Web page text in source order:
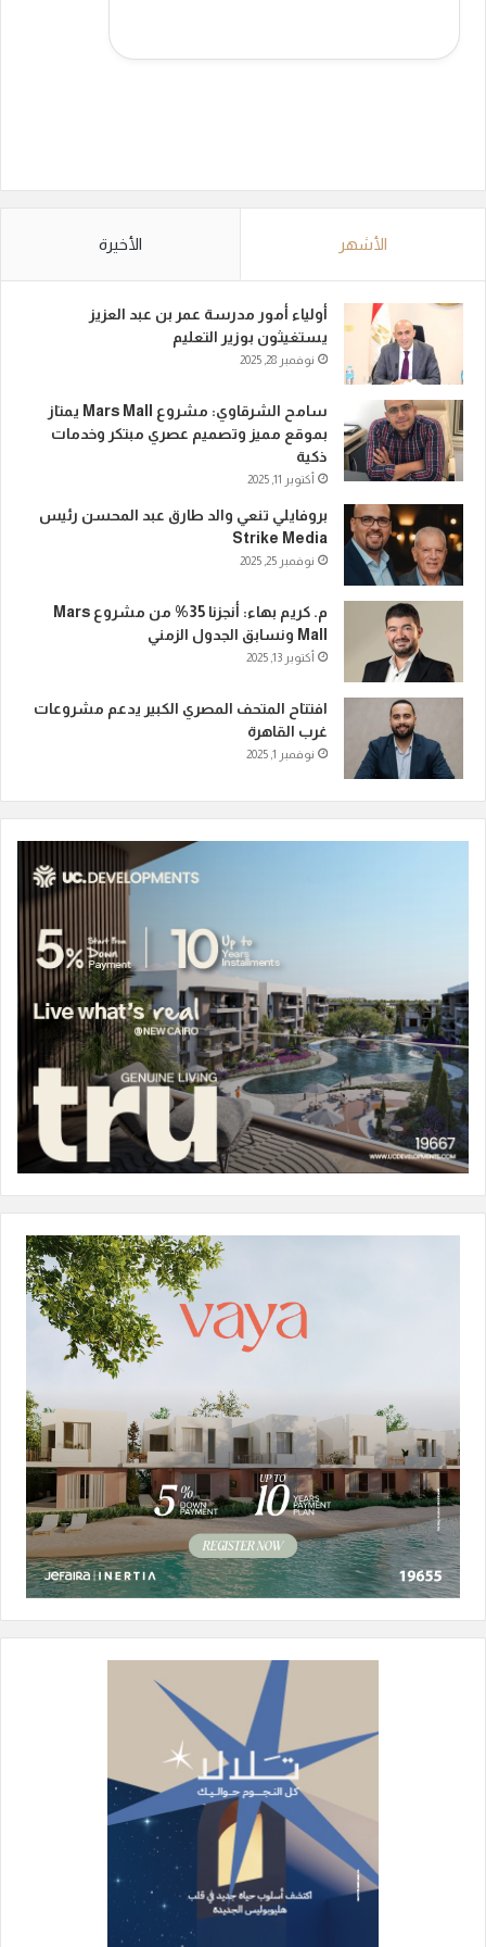
الأشهر الأخيرة
أولياء أمور مدرسة عمر بن عبد العزيز
يستغيثون بوزير التعليم
نوفمبر 28, 2025
سامح الشرقاوي: مشروع Mars Mall يمتاز
بموقع مميز وتصميم عصري مبتكر وخدمات
ذكية
أكتوبر 11, 2025
بروفايلي تنعي والد طارق عبد المحسن رئيس
Strike Media
نوفمبر 25, 2025
م. كريم بهاء: أنجزنا 35% من مشروع Mars
Mall ونسابق الجدول الزمني
أكتوبر 13, 2025
افتتاح المتحف المصري الكبير يدعم مشروعات
غرب القاهرة
نوفمبر 1, 2025